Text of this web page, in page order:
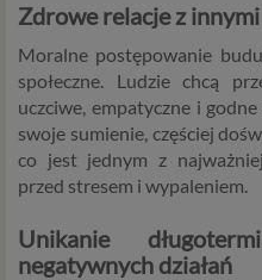
Zdrowe relacje z innymi
Moralne postępowanie
społeczne. Ludzie chcą
uczciwe, empatyczne i
swoje sumienie, częściej
co jest jednym z
przed stresem i wypaleniem.
Unikanie
negatywnych działań